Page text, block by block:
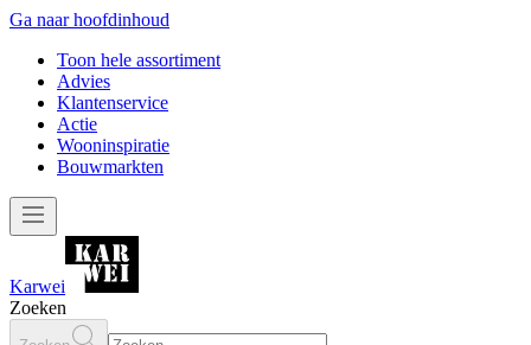
Ga naar hoofdinhoud
Toon hele assortiment
Advies
Klantenservice
Actie
Wooninspiratie
Bouwmarkten
Karwei
Zoeken